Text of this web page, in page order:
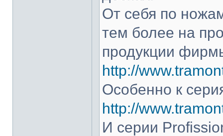
От себя по
тем более на
продукции
http://
Особенно к
http://
И серии